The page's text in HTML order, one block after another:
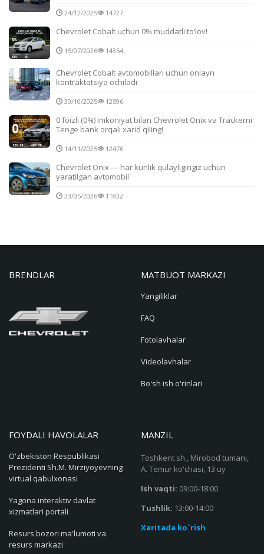
24/12/2025 14727
Chevrolet Cobalt uchun 0% muddatli to‘lov!
15/07/2026 14364
Chevrolet Cobalt avtomobillari uchun onlayn
kontraktatsiya ochiladi
30/10/2025 12596
0 foizli (0%) imkoniyat bilan Chevrolet Onix va Trackerni
Tenge bank orqali xarid qiling!
14/11/2025 12476
Chevrolet Onix — har kunlik qulayligingiz uchun
yaratilgan avtomobil
23/05/2026 11832
BRENDLAR MATBUOT MARKAZI
Yangiliklar
FAQ
Fotolavhalar
Videolavhalar
Bo'sh ish o'rinlari
FOYDALI HAVOLALAR
O'zbekiston Respublikasi
Prezidenti Sh.M. Mirziyoyevning
virtual qabulxonasi
Yagona interaktiv davlat
xizmatlari portali
Resurs bozori ma'lumoti va
resurs markazi
MANZIL
Toshkent sh., Mirobod tumani,
A. Temur ko'chasi, 13 uy
Ish vaqti: 09:00-18:00
Tushlik: 13:00-14:00
Xaritada ko`rish